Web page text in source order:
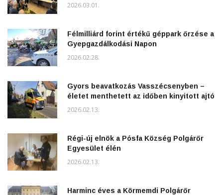
2026.03.01.
Félmilliárd forint értékű géppark őrzése a
Gyepgazdálkodási Napon
2026.02.28.
Gyors beavatkozás Vasszécsenyben –
életet menthetett az időben kinyitott ajtó
2026.02.13.
Régi-új elnök a Pósfa Község Polgárőr
Egyesület élén
2026.02.13.
Harminc éves a Körmemdi Polgárőr